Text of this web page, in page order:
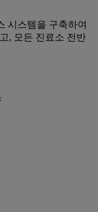
시스템을 구축하여
, 모든 진료소 전반